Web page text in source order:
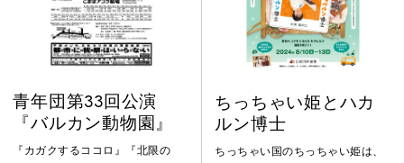
青年団第33回公演
『バルカン動物園』
『カガクするココロ』『北限の
ちっちゃい姫とハカ
ルン博士
ちっちゃい国のちっちゃい姫は、